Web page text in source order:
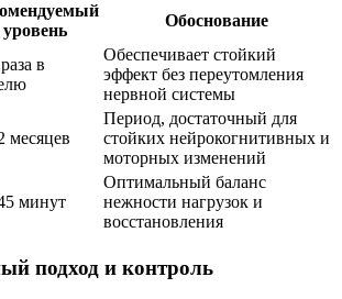
уровень
Обоснование
в
Обеспечивает стойкий
эффект без переутомления
нервной системы
месяцев
Период, достаточный для
стойких нейрокогнитивных и
моторных изменений
минут
Оптимальный баланс
нежности нагрузок и
восстановления
подход и контроль